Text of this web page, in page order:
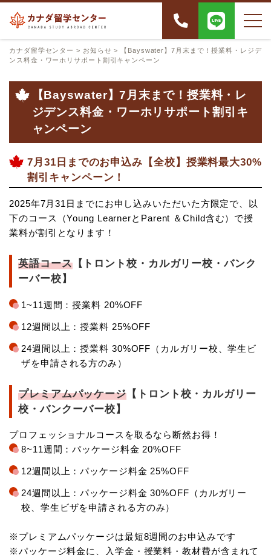
カナダ留学センター > お知らせ >
【Bayswater】7月末まで！授業料・レジデ
ンス料金・ワーホリサポート割引キャンペーン
【Bayswater】7月末まで！授業料・レ
ジデンス料金・ワーホリサポート割引キ
ャンペーン
7月31日までのお申込み【全校】授業料最大30%
割引キャンペーン！
2025年7月31日までにお申し込みいただいた方限定で、以
下のコース（Young LearnerとParent ＆Child含む）で授
業料が割引となります！
英語コース【トロント校・カルガリー校・バンク
ーバー校】
1~11週間：授業料 20%OFF
12週間以上：授業料 25%OFF
24週間以上：授業料 30%OFF（カルガリー校、学生ビ
ザを申請される方のみ）
プレミアムパッケージ 【トロント校・カルガリー
校・バンクーバー校】
プロフェッショナルコースを取るなら断然お得！
8~11週間：パッケージ料金 20%OFF
12週間以上：パッケージ料金 25%OFF
24週間以上：パッケージ料金 30%OFF（カルガリー
校、学生ビザを申請される方のみ）
※プレミアムパッケージは最短8週間のお申込みです
※パッケージ料金に、入学金・授業料・教材費が含まれて